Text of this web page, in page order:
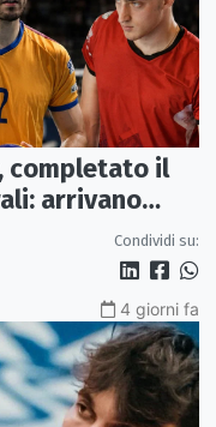
completato il
arrivano
Condividi su:
4 giorni fa